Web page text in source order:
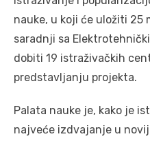
nauke, u koji će uložiti 25
saradnji sa
dobiti 19 istraživačkih
predstavljanju projekta.
Palata nauke je, kako je
najveće izdvajanje u